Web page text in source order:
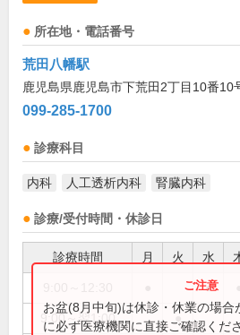
所在地・電話番号
荒田八幡駅
鹿児島県鹿児島市下荒田2丁目10番10
099-285-1700
診療科目
内科 人工透析内科 腎臓内科
診療/受付時間・休診日
診療時間 月 火 水
●
9:00～翌1:00 ●
お盆(8月中旬)は休診・休業の場合
に必ず医療機関に直接ご確認くださ